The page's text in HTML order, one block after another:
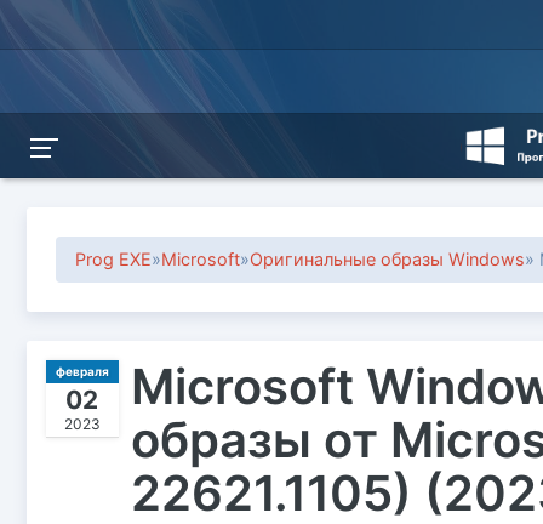
Prog EXE»Microsoft»Оригинальные образы Windows»
февраля
02
2023
Microsoft
образы от
22621.1105)